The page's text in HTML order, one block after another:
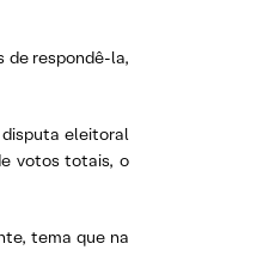
de respondê-la,
disputa eleitoral
votos totais, o
tema que na